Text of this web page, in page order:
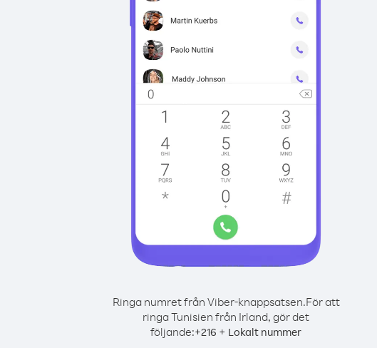
Ringa numret från Viber-knappsatsen.För att
ringa Tunisien från Irland, gör det
följande:+216 + Lokalt nummer